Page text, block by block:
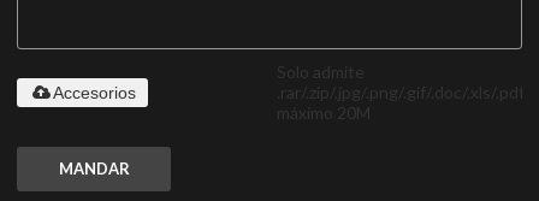
Solo admite
.rar/.zip/.jpg/.png/.gif/.doc/.xls/.pdf,
máximo 20M
Accesorios
MANDAR